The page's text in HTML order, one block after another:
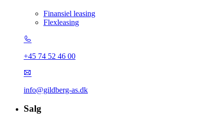
Finansiel leasing
Flexleasing
+45 74 52 46 00
info@gildberg-as.dk
Salg